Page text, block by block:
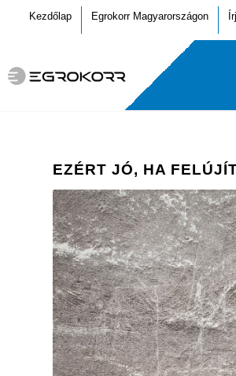
Kezdőlap Egrokorr Magyarországon
EZÉRT JÓ, HA